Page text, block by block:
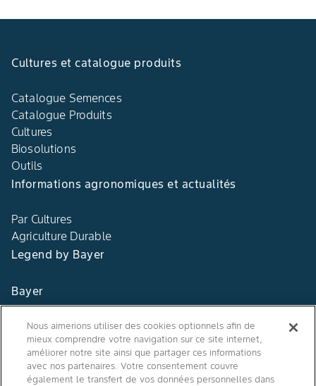
Cultures et catalogue produits
Catalogue Semences
Catalogue Produits
Cultures
Biosolutions
Outils
Informations agronomiques et actualités
Par Cultures
Agriculture Durable
Legend by Bayer
Bayer
Contact
Qui sommes nous ?
Nous aimerions utiliser des cookies optionnels afin de
mieux comprendre votre navigation sur ce site internet,
améliorer notre site ainsi que partager ces informations
avec nos partenaires. Votre consentement couvre
également le transfert de vos données personnelles dans